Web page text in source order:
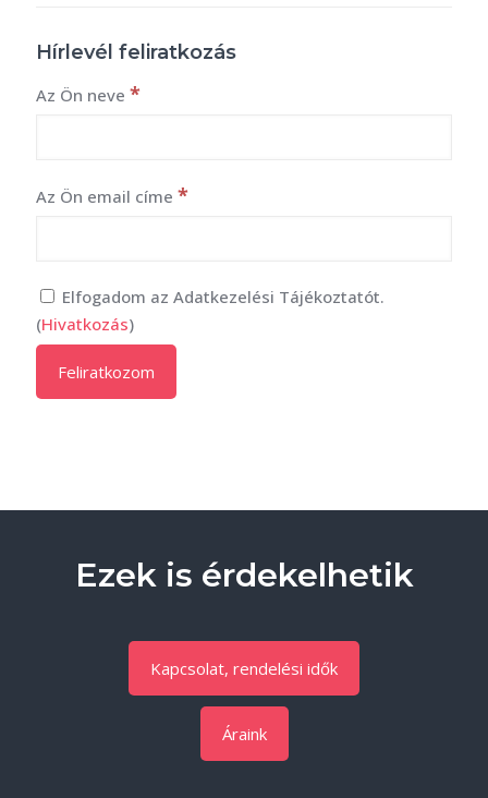
Hírlevél feliratkozás
Az Ön neve *
Az Ön email címe *
Elfogadom az Adatkezelési Tájékoztatót.
(Hivatkozás)
Ezek is érdekelhetik
Kapcsolat, rendelési idők
Áraink